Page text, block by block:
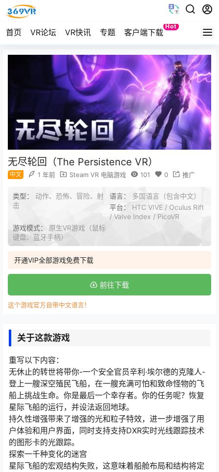
首页 VR论坛 VR快讯 专题 客户端下载
Hot
Quest
无尽轮回（The Persistence VR）
中文 1 年前 Steam VR 电脑游戏 101 0 推广
类型： 动作、恐怖、冒险、射
击
语言： 多国语言（包含中文）
平台： HTC VIVE / Oculus Rift
/ Valve Index / PicoVR
游戏模式： 原生VR游戏（鼠标
键盘、蓝牙手柄）
开通VIP全部游戏免费下载
前往下载
这个游戏官方自带中文语言！
关于这款游戏
重写以下内容：
无休止的转世将带你-一个安全官员辛利·埃尔德的克隆人-
登上一艘深空殖民飞船，在一艘充满可怕和致命怪物的飞
船上挑战生命。你是最后一个幸存者。你的任务呢？恢复
星际飞船的运行，并设法返回地球。
持久性增强带来了增强的光和粒子特效，进一步增强了用
户体验和用户界面，同时支持支持DXR实时光线跟踪技术
的图形卡的光跟踪。
探索一千种变化的迷宫
星际飞船的宏观结构失败，这意味着船舱布局和结构将定